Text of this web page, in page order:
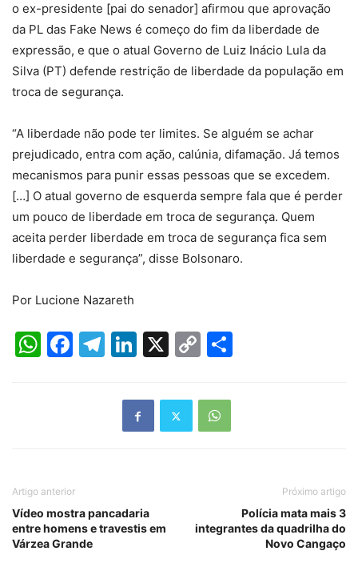
o ex-presidente [pai do senador] afirmou que aprovação
da PL das Fake News é começo do fim da liberdade de
expressão, e que o atual Governo de Luiz Inácio Lula da
Silva (PT) defende restrição de liberdade da população em
troca de segurança.
“A liberdade não pode ter limites. Se alguém se achar
prejudicado, entra com ação, calúnia, difamação. Já temos
mecanismos para punir essas pessoas que se excedem.
[…] O atual governo de esquerda sempre fala que é perder
um pouco de liberdade em troca de segurança. Quem
aceita perder liberdade em troca de segurança fica sem
liberdade e segurança”, disse Bolsonaro.
Por Lucione Nazareth
WhatsApp
Facebook
Telegram
LinkedIn
X
Copy
Artigo anterior
Vídeo mostra pancadaria
entre homens e travestis em
Várzea Grande
Próximo artigo
Polícia mata mais 3
integrantes da quadrilha do
Novo Cangaço